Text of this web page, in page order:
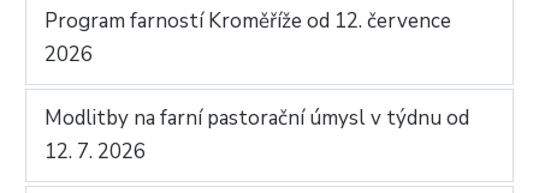
Program farností Kroměříže od 12. července
2026
Modlitby na farní pastorační úmysl v týdnu od
12. 7. 2026